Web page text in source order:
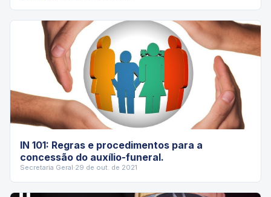
IN 101: Regras e procedimentos para a
concessão do auxílio-funeral.
Secretaria Geral·29 de out. de 2021